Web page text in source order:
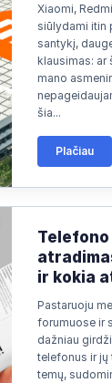
Xiaomi,
siūlydami itin
santykį,
klausimas: ar
mano
šia...
Plačiau
Telefono
ir kokia
Pastaruoju
forumuose ir
dažniau
telefonus ir jų
temų,